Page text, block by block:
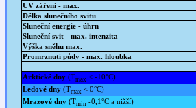
UV záření - max.
Délka slunečního svitu
Sluneční energie - úhrn
Sluneční svit - max. intenzita
Výška sněhu max.
Promrznutí půdy - max. hloubka
Arktické dny (Tmax < -10°C)
Ledové dny (Tmax < 0°C)
Mrazové dny (Tmin -0,1°C a nižší)